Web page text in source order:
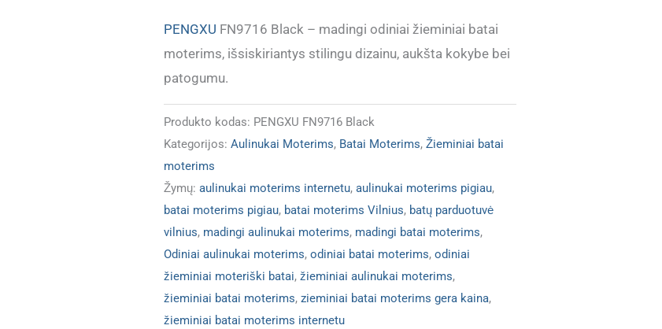
atitinka)
PENGXU FN9716 Black – madingi odiniai žieminiai batai
moterims, išsiskiriantys stilingu dizainu, aukšta kokybe bei
patogumu.
Produkto kodas: PENGXU FN9716 Black
Kategorijos: Aulinukai Moterims, Batai Moterims, Žieminiai batai
moterims
Žymų: aulinukai moterims internetu, aulinukai moterims pigiau,
batai moterims pigiau, batai moterims Vilnius, batų parduotuvė
vilnius, madingi aulinukai moterims, madingi batai moterims,
Odiniai aulinukai moterims, odiniai batai moterims, odiniai
žieminiai moteriški batai, žieminiai aulinukai moterims,
žieminiai batai moterims, zieminiai batai moterims gera kaina,
žieminiai batai moterims internetu